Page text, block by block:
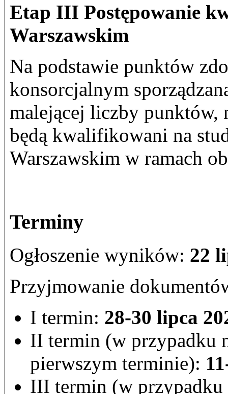
Etap III Postępowanie
Warszawskim
Na podstawie punktów
konsorcjalnym
malejącej liczby punktów,
będą kwalifikowani na
Warszawskim w ramach
Terminy
Ogłoszenie wyników: 22
Przyjmowanie
I termin: 28-30 lipca
II termin (w przypadku
pierwszym terminie):
III termin (w